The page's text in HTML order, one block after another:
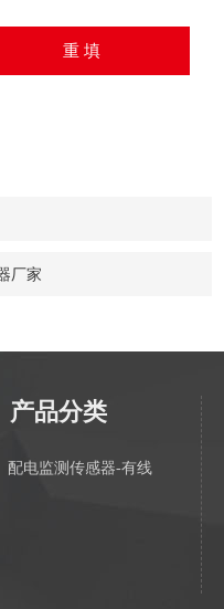
厂家
产品分类
配电监测传感器-有线